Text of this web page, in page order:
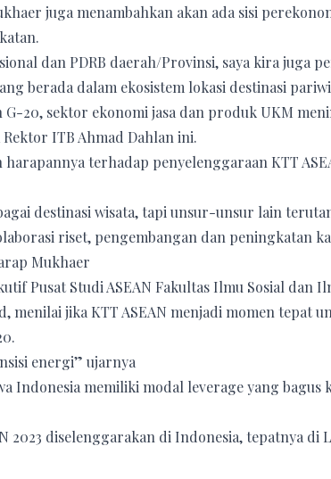
juga menambahkan akan ada sisi
dan PDRB daerah/Provinsi, saya kira juga
berada dalam ekosistem lokasi destinasi
G-20, sektor ekonomi jasa dan produk UKM
ITB Ahmad Dahlan ini.
terhadap penyelenggaraan KTT
destinasi wisata, tapi unsur-unsur lain
riset, pengembangan dan peningkatan
Mukhaer
Pusat Studi ASEAN Fakultas Ilmu Sosial dan
menilai jika KTT ASEAN menjadi momen tepat
energi” ujarnya
Indonesia memiliki modal leverage yang
2023 diselenggarakan di Indonesia, tepatnya di